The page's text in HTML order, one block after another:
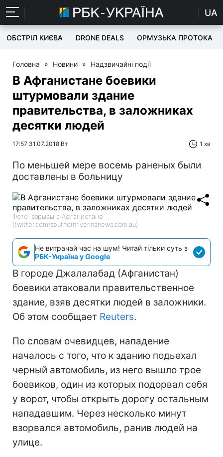
UA
ОБСТРІЛ КИЄВА DRONE DEALS ОРМУЗЬКА ПРОТОКА
Головна » Новини » Надзвичайні події
В Афганистане боевики
штурмовали здание
правительства, в заложниках
десятки людей
17:57 31.07.2018 Вт 1 хв
По меньшей мере восемь раненых были
доставлены в больницу
Фото: взрывы в Афганистане
(twitter.com/southernriverinanews.com.au)
Не витрачай час на шум! Читай тільки суть з
РБК-Україна у Google
В городе Джалалабад (Афганистан)
боевики атаковали правительственное
здание, взяв десятки людей в заложники.
Об этом сообщает Reuters.
По словам очевидцев, нападение
началось с того, что к зданию подьехал
черный автомобиль, из него вышло трое
боевиков, один из которых подорвал себя
у ворот, чтобы открыть дорогу остальным
нападавшим. Через несколько минут
взорвался автомобиль, ранив людей на
улице.